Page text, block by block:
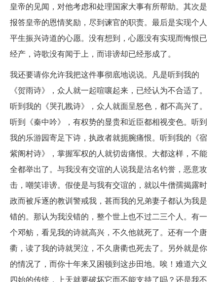
皇帝的见闻，对他考虑和处理国家大事有所帮助。其次是
报答皇帝的恩情奖励，尽到谏官的职责。最后是实现个人
平生振兴诗道的心愿。没有想到，心愿没有实现而悔恨已
经产，诗歌没有闻于上，而诽谤却已经形成了。
我还要请你允许我把这件事彻底地说说。凡是听到我的
《贺雨诗》，众人就一起喧嚷起来，已经认为不合适了。
听到我的《哭孔戡诗》，众人就面呈怒色，都不高兴了。
听到《秦中吟》，有权势的显贵和近臣都相视变色。听到
我的乐游园寄足下诗，执政者就扼腕痛恨。听到我的《宿
紫阁村诗》，掌握军权的人就切齿痛恨。大都这样，不能
全都举出了。与我没有交谊的人说我是沽名钓誉，恶意攻
击，嘲笑诽谤。假使是与我有交谊的，就以牛僧孺揭露时
政而被斥逐的教训警戒我，甚而我的兄弟妻子都认为我是
错的。那认为我没错的，整个世上也不过二三个人。有一
个邓鲂，看见我的诗就高兴，不久他就死了。还有一个唐
衢，读了我的诗就哭泣，不久唐衢也死去了。另外就是你
的情况了，而你十年来又困顿到这步田地。唉！难道六义
四始的传统，上天就要破坏它而不能支持了吗？还是我不